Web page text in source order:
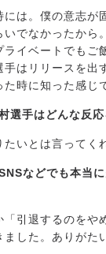
は。僕の意志が
でなかったから。
ライベートでもご
手はリリースを出
時に知った感じ
選手はどんな反
いとは言ってく
などでも本当
「引退するのをや
した。ありがた